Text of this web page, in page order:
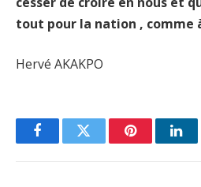
tout pour la nation , comme
Hervé AKAKPO
FacebookTwitter Pinterest